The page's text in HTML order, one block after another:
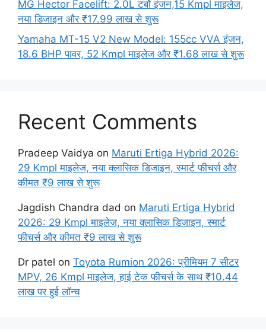
MG Hector Facelift: 2.0L टर्बो इंजन,15 Kmpl माइलेज,
नया डिजाइन और ₹17.99 लाख से शुरू
Yamaha MT-15 V2 New Model: 155cc VVA इंजन,
18.6 BHP पावर, 52 Kmpl माइलेज और ₹1.68 लाख से शुरू
Recent Comments
Pradeep Vaidya on Maruti Ertiga Hybrid 2026:
29 Kmpl माइलेज, नया क्लासिक डिजाइन, स्मार्ट फीचर्स और
कीमत ₹9 लाख से शुरू
Jagdish Chandra dad on Maruti Ertiga Hybrid
2026: 29 Kmpl माइलेज, नया क्लासिक डिजाइन, स्मार्ट
फीचर्स और कीमत ₹9 लाख से शुरू
Dr patel on Toyota Rumion 2026: प्रीमियम 7 सीटर
MPV, 26 Kmpl माइलेज, हाई टेक फीचर्स के साथ ₹10.44
लाख पर हुई लॉन्च